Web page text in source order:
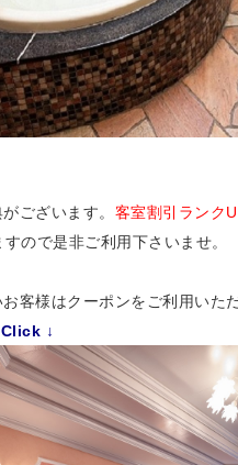
ございます。 客室割引ランク
ので是非ご利用下さいませ。
客様はクーポンをご利用いた
Click ↓